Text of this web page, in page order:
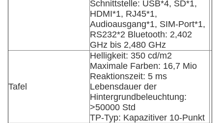
Schnittstelle: USB*4, SD*1,
HDMI*1, RJ45*1,
Audioausgang*1, SIM-Port*1,
RS232*2 Bluetooth: 2,402
GHz bis 2,480 GHz
Tafel
Helligkeit: 350 cd/m2
Maximale Farben: 16,7 Mio
Reaktionszeit: 5 ms
Lebensdauer der
Hintergrundbeleuchtung:
>50000 Std
TP-Typ: Kapazitiver 10-Punkt